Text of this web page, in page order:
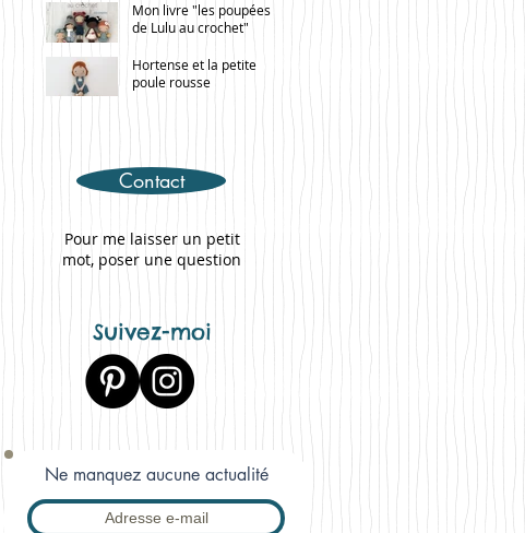
Mon livre "les poupées
de Lulu au crochet"
Hortense et la petite
poule rousse
Contact
Pour me laisser un petit
mot, poser une question
Suivez-moi
Ne manquez aucune actualité